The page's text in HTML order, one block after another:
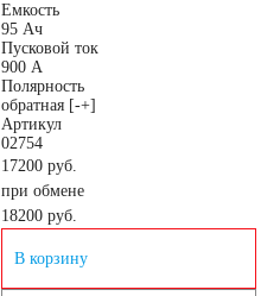
Емкость
95 Ач
Пусковой ток
900 А
Полярность
обратная [-+]
Артикул
02754
17200 руб.
при обмене
18200 руб.
В корзину